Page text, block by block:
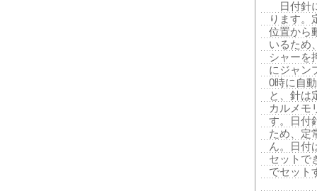
日付針
ります。
位置から
いるため
シャーを
にジャン
0時に自
と、針は
カルメモ
す。日付
ため、定
ん。日付
セットで
でセット